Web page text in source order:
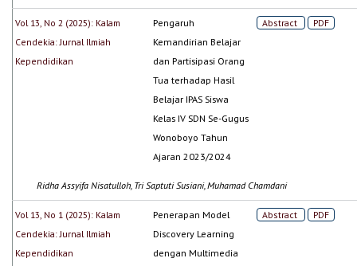
Vol 13, No 2 (2025): Kalam
Cendekia: Jurnal Ilmiah
Kependidikan
Pengaruh
Kemandirian Belajar
dan Partisipasi Orang
Tua terhadap Hasil
Belajar IPAS Siswa
Kelas IV SDN Se-Gugus
Wonoboyo Tahun
Ajaran 2023/2024
Abstract PDF
Ridha Assyifa Nisatulloh, Tri Saptuti Susiani, Muhamad Chamdani
Vol 13, No 1 (2025): Kalam
Cendekia: Jurnal Ilmiah
Kependidikan
Penerapan Model
Discovery Learning
dengan Multimedia
Abstract PDF